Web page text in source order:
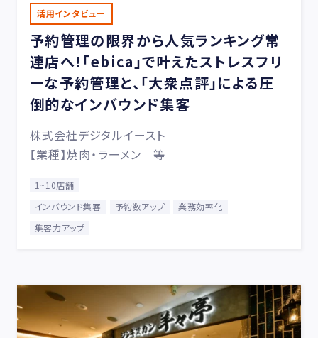
活用インタビュー
予約管理の限界から人気ランキング常
連店へ！「ebica」で叶えたストレスフリ
ーな予約管理と、「大衆点評」による圧
倒的なインバウンド集客
株式会社デジタルイースト
【業種】焼肉・ラーメン 等
1~10店舗
インバウンド集客
予約数アップ
業務効率化
集客力アップ